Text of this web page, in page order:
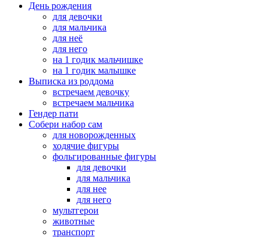
День рождения
для девочки
для мальчика
для неё
для него
на 1 годик мальчишке
на 1 годик малышке
Выписка из роддома
встречаем девочку
встречаем мальчика
Гендер пати
Собери набор сам
для новорожденных
ходячие фигуры
фольгированные фигуры
для девочки
для мальчика
для нее
для него
мультгерои
животные
транспорт